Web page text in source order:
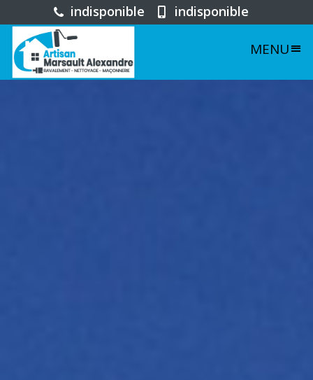
indisponible indisponible
MENU